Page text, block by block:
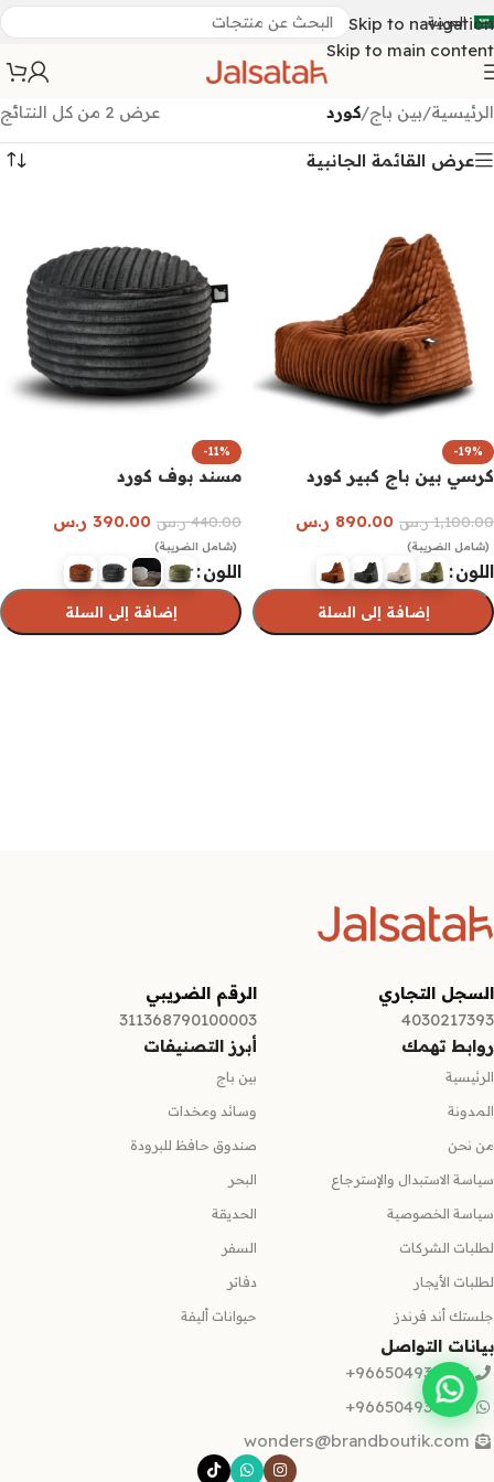
Skip to navigation
Skip to main content
العربية
الرئيسية/بين باج/كورد عرض ⁦2⁩ من كل النتائج
عرض القائمة الجانبية
-19%
كرسي بين باج كبير كورد
1,100.00 ر.س 890.00 ر.س
(شامل الضريبة)
اللون
إضافة إلى السلة
-11%
مسند بوف كورد
440.00 ر.س 390.00 ر.س
(شامل الضريبة)
اللون
إضافة إلى السلة
السجل التجاري
4030217393
الرقم الضريبي
311368790100003
روابط تهمك
الرئيسية
المدونة
من نحن
سياسة الاستبدال والإسترجاع
سياسة الخصوصية
لطلبات الشركات
لطلبات الأيجار
جلستك أند فرندز
أبرز التصنيفات
بين باج
وسائد ومخدات
صندوق حافظ للبرودة
البحر
الحديقة
السفر
دفاتر
حيوانات أليفة
بيانات التواصل
966504935665+
966504935665+
wonders@brandboutik.com